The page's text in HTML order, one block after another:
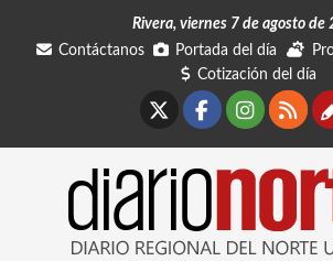
Rivera, viernes 7 de agosto de
Contáctanos
Portada del día
Cotización del día
Facebook
RSS